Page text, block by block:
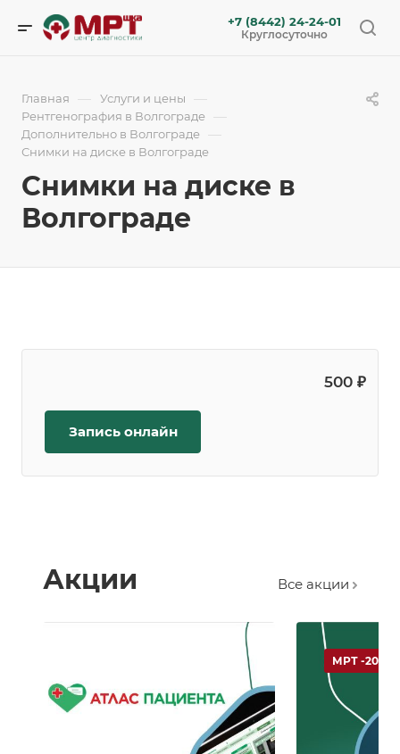
+7 (8442) 24-24-01
Круглосуточно
Главная — Услуги и цены —
Рентгенография в Волгограде —
Дополнительно в Волгограде —
Снимки на диске в Волгограде
Снимки на диске в
Волгограде
500 ₽
Запись онлайн
Акции Все акции
МРТ -20 %